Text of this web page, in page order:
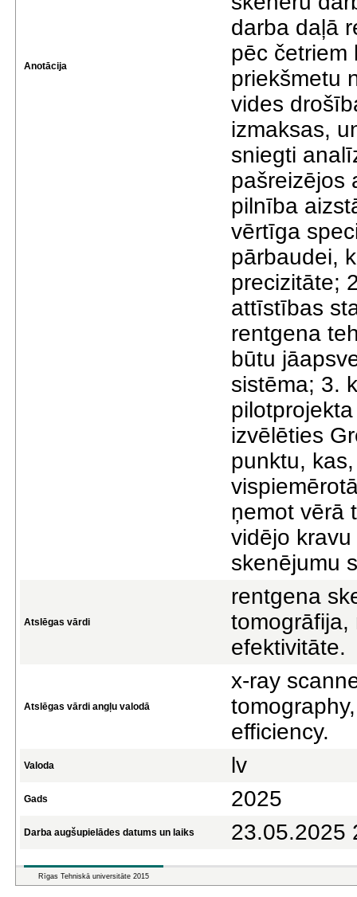
Anotācija
darba daļā
pēc četriem
priekšmetu
vides
izmaksas,
sniegti
pašreizējos
pilnība
vērtīga
pārbaudei,
precizitāte;
attīstības
rentgena
būtu
sistēma; 3.
izvēlēties
punktu,
ņemot vērā
vidējo
skenējumu
Atslēgas vārdi
rentgena
tomogrāfija,
efektivitāte.
Atslēgas vārdi angļu valodā
x-ray
efficiency.
Valoda lv
Gads 2025
Darba augšupielādes datums un laiks 23.05.2025
Rīgas Tehniskā universitāte 2015